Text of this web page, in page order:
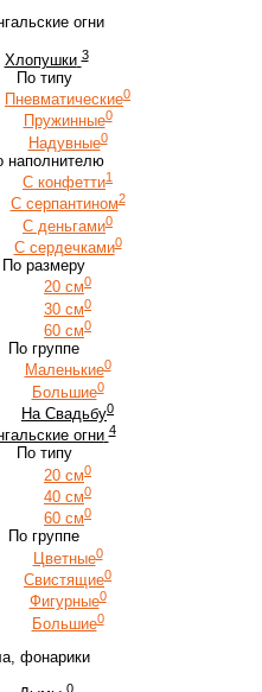
огни
Хлопушки 3
По типу
Пневматические0
Пружинные0
Надувные0
наполнителю
С конфетти1
С серпантином2
С деньгами0
С сердечками0
По размеру
20 см0
30 см0
60 см0
По группе
Маленькие0
Большие0
На Свадьбу0
огни 4
По типу
20 см0
40 см0
60 см0
По группе
Цветные0
Свистящие0
Фигурные0
Большие0
фонарики
0